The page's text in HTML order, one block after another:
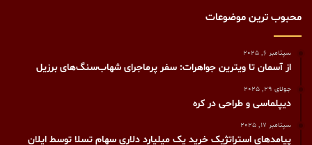
محبوب ترین موضوعات
سپتامبر 6, 2025
از آسمان تا ویترین جواهرات: سفر پرماجرای شهاب‌سنگ‌های برزیل
جولای 29, 2025
دیپلماسی و طراحی در کره
سپتامبر 17, 2025
پیامدهای استراتژیک خرید یک میلیارد دلاری سهام تسلا توسط ایلان